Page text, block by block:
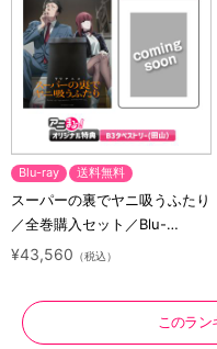
Blu-ray 送料無料
スーパーの裏でヤニ吸うふたり
／全巻購入セット／Blu-
ray（アニまるっ！オリジナル
¥43,560 （税込）
このラ